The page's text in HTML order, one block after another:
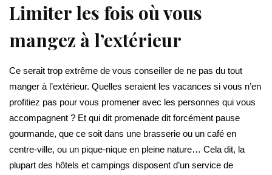
Limiter les fois où vous
mangez à l’extérieur
Ce serait trop extrême de vous conseiller de ne pas du tout
manger à l’extérieur. Quelles seraient les vacances si vous n’en
profitiez pas pour vous promener avec les personnes qui vous
accompagnent ? Et qui dit promenade dit forcément pause
gourmande, que ce soit dans une brasserie ou un café en
centre-ville, ou un pique-nique en pleine nature… Cela dit, la
plupart des hôtels et campings disposent d’un service de